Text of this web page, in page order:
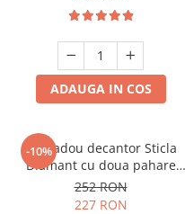
ADAUGA IN COS
-10%
Set cadou decantor Sticla
Diamant cu doua pahare
Deluxe
252 RON
227 RON